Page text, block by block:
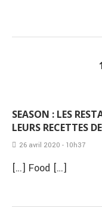
SEASON : LES
LEURS RECETTES
26 avril 2020 - 10h37
[…] Food […]